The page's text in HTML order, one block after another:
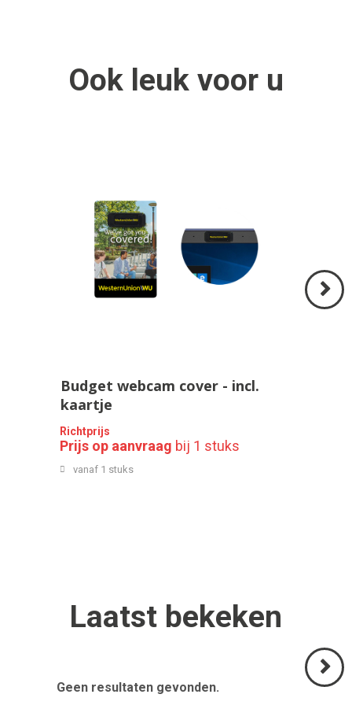
Ook leuk voor u
Budget webcam cover - incl.
kaartje
Richtprijs
Prijs op aanvraag bij 1 stuks
vanaf 1 stuks
Laatst bekeken
Geen resultaten gevonden.